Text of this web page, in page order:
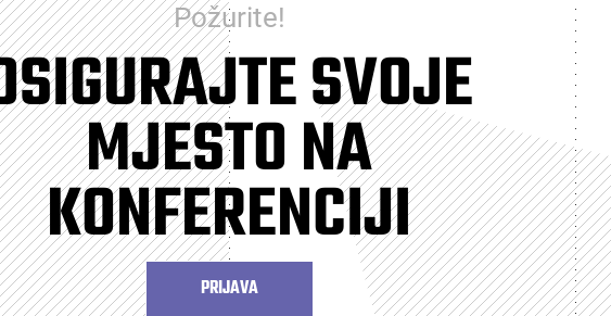
Požurite!
SVOJE
MJESTO NA
KONFERENCIJI
PRIJAVA